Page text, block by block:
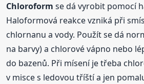
Chloroform se dá vyrobit pomocí
Haloformová reakce vzniká při
chlornanu a vody. Použít se dá
na barvy) a chlorové vápno nebo
do bazenů. Při mísení je třeba
v misce s ledovou tříští a jen